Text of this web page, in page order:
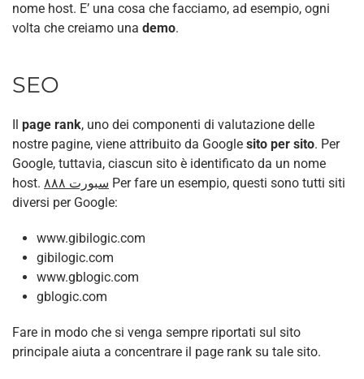
nome host. E’ una cosa che facciamo, ad esempio, ogni
volta che creiamo una demo.
SEO
page rank, uno dei componenti di valutazione delle
nostre pagine, viene attribuito da Google sito per sito. Per
Google, tuttavia, ciascun sito è identificato da un nome
host.
سبورت ٨٨٨ Per fare un esempio, questi sono tutti siti
diversi per Google:
www.gibilogic.com
gibilogic.com
www.gblogic.com
gblogic.com
Fare in modo che si venga sempre riportati sul sito
principale aiuta a concentrare il page rank su tale sito.